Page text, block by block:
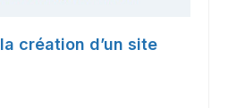
création d’un site